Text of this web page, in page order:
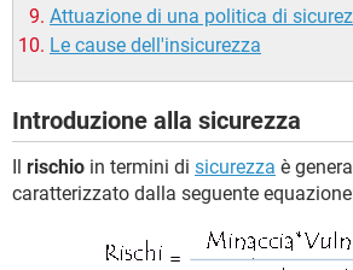
Attuazione di una politica di
Le cause dell'insicurezza
Introduzione alla sicurezza
Il rischio in termini di sicurezza è
caratterizzato dalla seguente